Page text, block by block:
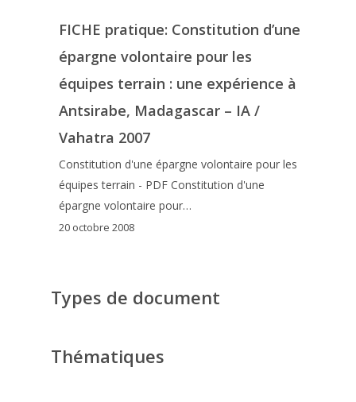
FICHE pratique: Constitution d’une
épargne volontaire pour les
équipes terrain : une expérience à
Antsirabe, Madagascar – IA /
Vahatra 2007
Constitution d'une épargne volontaire pour les
équipes terrain - PDF Constitution d'une
épargne volontaire pour…
20 octobre 2008
Types de document
Thématiques